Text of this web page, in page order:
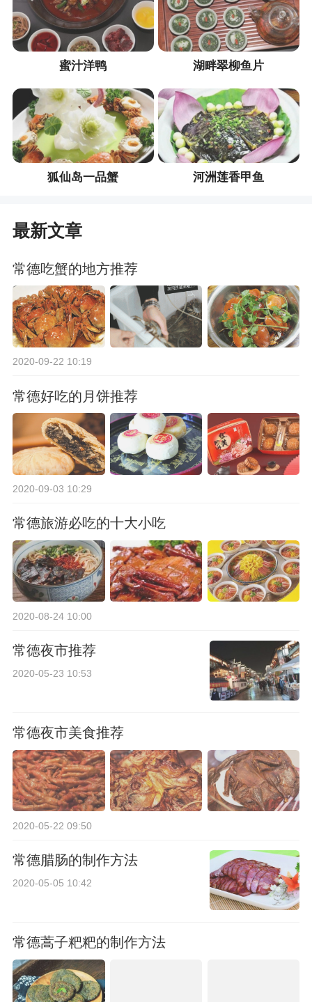
蜜汁洋鸭 湖畔翠柳鱼片
狐仙岛一品蟹 河洲莲香甲鱼
最新文章
常德吃蟹的地方推荐
2020-09-22 10:19
常德好吃的月饼推荐
2020-09-03 10:29
常德旅游必吃的十大小吃
2020-08-24 10:00
常德夜市推荐
2020-05-23 10:53
常德夜市美食推荐
2020-05-22 09:50
常德腊肠的制作方法
2020-05-05 10:42
常德蒿子粑粑的制作方法